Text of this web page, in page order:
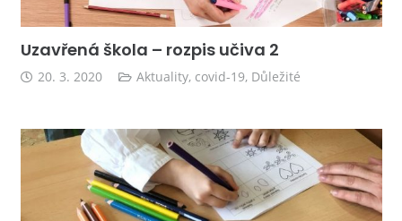
Uzavřená škola – rozpis učiva 2
20. 3. 2020 Aktuality, covid-19, Důležité